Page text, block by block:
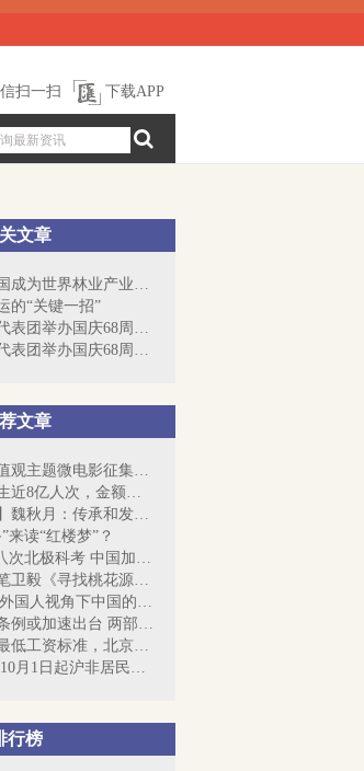
扫一扫 下载APP
文章
国家林业局：我国成为世界林业产业发展最...
的“关键一招”
中国常驻联合国代表团举办国庆68周年招待会
中国常驻联合国代表团举办国庆68周年招待会
文章
社会主义核心价值观主题微电影征集展示活动
中国10年资助学生近8亿人次，金额超1万亿元
【我是共产党人】魏秋月：传承和发扬女排...
来读“红楼梦”？
"雪龙号"完成第八次北极科考 中国加大北...
南方人物周刊主笔卫毅《寻找桃花源》书写...
“就像科幻小说!”外国人视角下中国的五...
国家级住房租赁条例或加速出台 两部门赴...
今年18省份上调最低工资标准，北京天津上...
实行季节性差价 10月1日起沪非居民天然气...
行榜